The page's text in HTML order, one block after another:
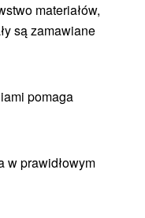
materiałów,
są zamawiane
pomaga
w prawidłowym